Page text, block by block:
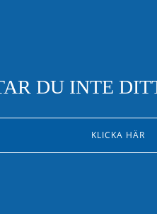
DU INTE
KLICKA HÄR